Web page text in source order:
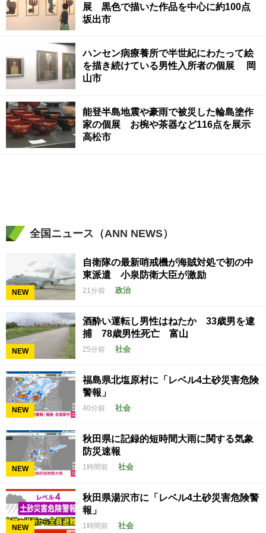
展 黒色で描いた作品を中心に約100点
坂出市
ハンセン病療養所で半世紀にわたって絵
を描き続けている男性入所者の個展 岡
山市
能登半島地震や豪雨で被災した輪島塗作
家の個展 お椀や茶器など116点を展示
高松市
全国ニュース（ANN NEWS）
NEW
自衛隊の最新哨戒機が海賊対処で初の中
東派遣 小泉防衛大臣が激励
21分前 政治
NEW
酒酔い運転し男性はねたか 33歳男を逮
捕 78歳男性死亡 富山
25分前 社会
NEW
福島県北塩原村に「レベル4土砂災害危険
警報」
40分前 社会
NEW
秋田県に記録的短時間大雨に関する気象
防災速報
1時間前 社会
NEW
秋田県湯沢市に「レベル4土砂災害危険警
報」
1時間前 社会